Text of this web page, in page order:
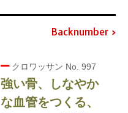
Backnumber
クロワッサン No. 997
強い骨、しなやか
な血管をつくる、